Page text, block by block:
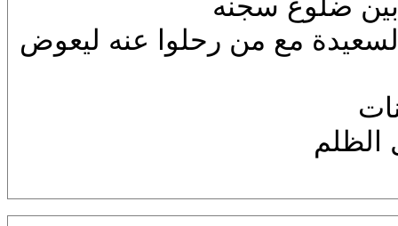
ضلوع سجنه
مع من رحلوا عنه ليعوض
الظلم